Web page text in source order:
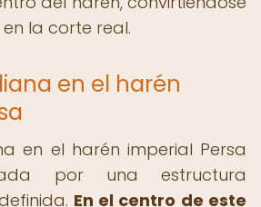
la corte real.
en el harén
en el harén imperial Persa
por una estructura
En el centro de este